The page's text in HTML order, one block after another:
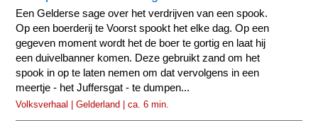
Een Gelderse sage over het verdrijven van een spook.
Op een boerderij te Voorst spookt het elke dag. Op een
gegeven moment wordt het de boer te gortig en laat hij
een duivelbanner komen. Deze gebruikt zand om het
spook in op te laten nemen om dat vervolgens in een
meertje - het Juffersgat - te dumpen...
Volksverhaal | Gelderland | ca. 6 min.